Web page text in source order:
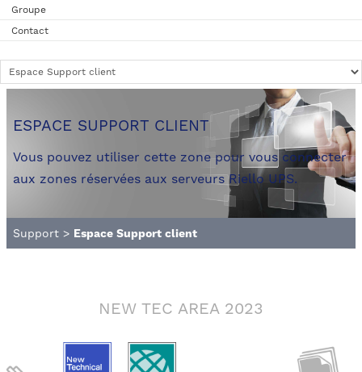
Groupe
Contact
ESPACE SUPPORT CLIENT
Vous pouvez utiliser cette zone pour vous connecter
aux zones réservées aux serveurs Riello UPS.
Support > Espace Support client
NEW TEC AREA 2023